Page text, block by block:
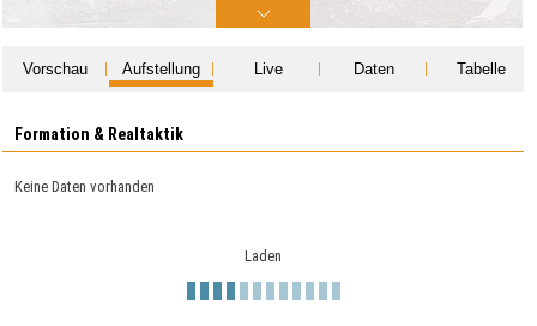
Vorschau Aufstellung Live Daten Tabelle
Formation & Realtaktik
Keine Daten vorhanden
Laden